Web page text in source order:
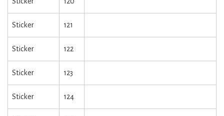
Sticker 121
Sticker 122
Sticker 123
Sticker 124